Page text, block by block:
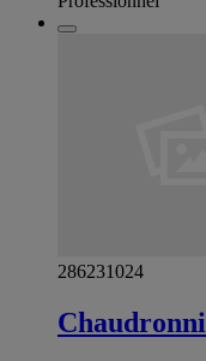
286231024